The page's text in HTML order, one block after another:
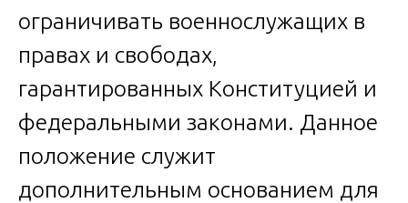
ограничивать военнослужащих в
правах и свободах,
гарантированных Конституцией и
федеральными законами. Данное
положение служит
дополнительным основанием для